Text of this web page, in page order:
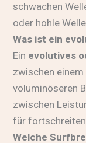
schwachen
oder hohle
Was ist ein
Ein evolutives
zwischen
voluminöseren
zwischen
für
Welche